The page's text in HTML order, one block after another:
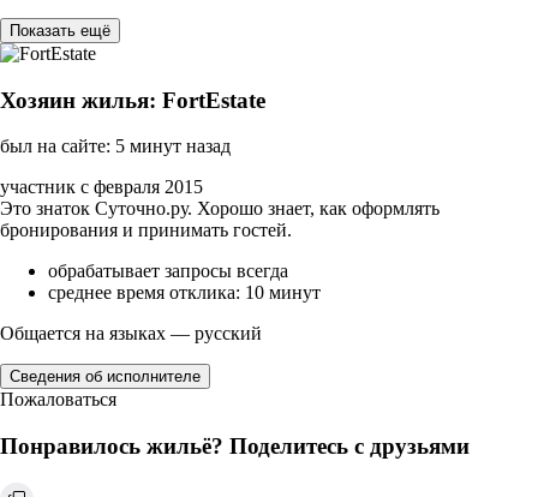
Показать ещё
Хозяин жилья: FortEstate
был на сайте: 5 минут назад
участник с февраля 2015
Это знаток Суточно.ру. Хорошо знает, как оформлять
бронирования и принимать гостей.
обрабатывает запросы всегда
среднее время отклика: 10 минут
Общается на языках — русский
Сведения об исполнителе
Пожаловаться
Понравилось жильё? Поделитесь с друзьями